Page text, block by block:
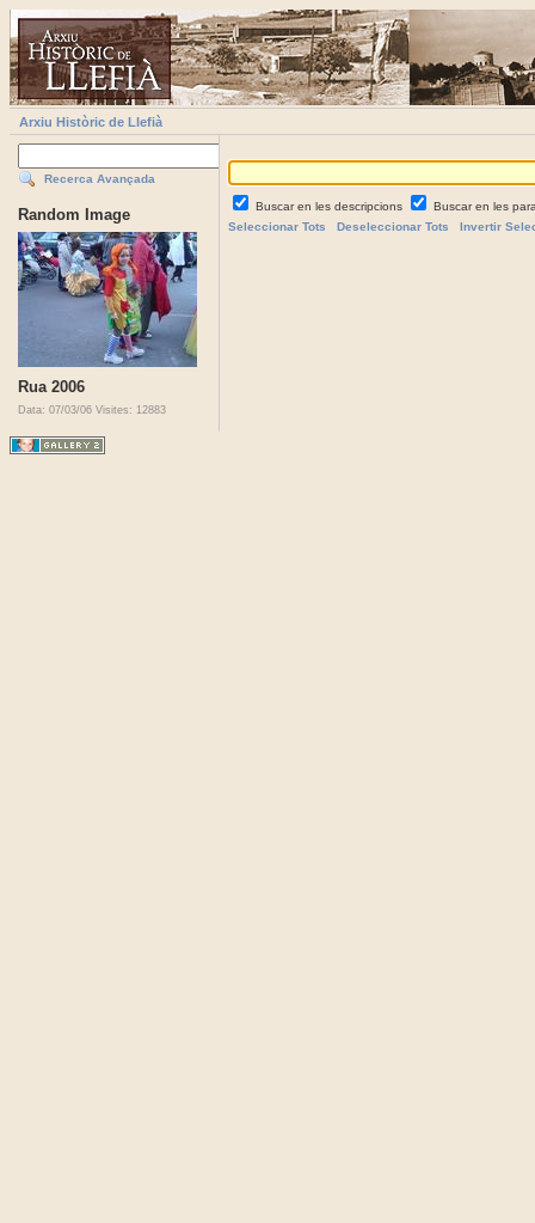
Arxiu Històric de Llefià
Recerca Avançada
Random Image
Rua 2006
Data: 07/03/06 Visites: 12883
Buscar en les descripcions
Buscar en les
Seleccionar Tots
Deseleccionar Tots Invertir